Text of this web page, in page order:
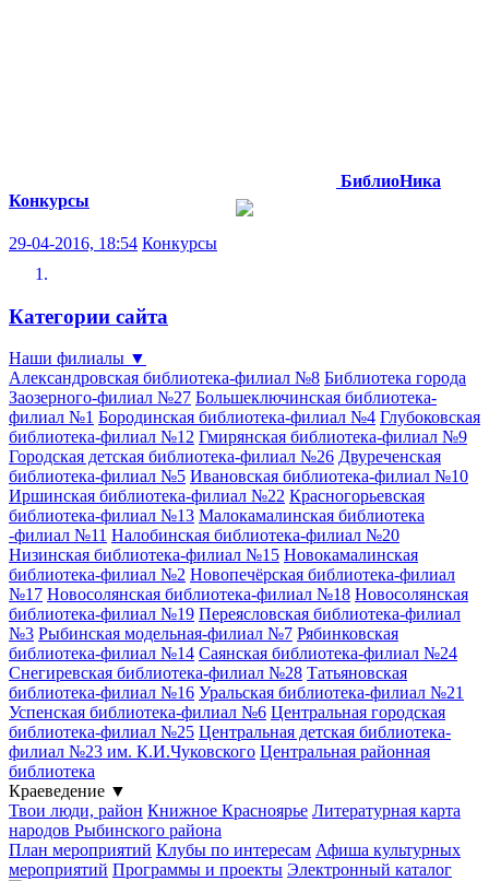
БиблиоНика
Конкурсы
29-04-2016, 18:54 Конкурсы
Категории сайта
Наши филиалы ▼
Александровская библиотека-филиал №8 Библиотека города
Заозерного-филиал №27 Большеключинская библиотека-
филиал №1 Бородинская библиотека-филиал №4 Глубоковская
библиотека-филиал №12 Гмирянская библиотека-филиал №9
Городская детская библиотека-филиал №26 Двуреченская
библиотека-филиал №5 Ивановская библиотека-филиал №10
Иршинская библиотека-филиал №22 Красногорьевская
библиотека-филиал №13 Малокамалинская библиотека
-филиал №11 Налобинская библиотека-филиал №20
Низинская библиотека-филиал №15 Новокамалинская
библиотека-филиал №2 Новопечёрская библиотека-филиал
№17 Новосолянская библиотека-филиал №18 Новосолянская
библиотека-филиал №19 Переясловская библиотека-филиал
№3 Рыбинская модельная-филиал №7 Рябинковская
библиотека-филиал №14 Саянская библиотека-филиал №24
Снегиревская библиотека-филиал №28 Татьяновская
библиотека-филиал №16 Уральская библиотека-филиал №21
Успенская библиотека-филиал №6 Центральная городская
библиотека-филиал №25 Центральная детская библиотека-
филиал №23 им. К.И.Чуковского Центральная районная
библиотека
Краеведение ▼
Твои люди, район Книжное Красноярье Литературная карта
народов Рыбинского района
План мероприятий Клубы по интересам Афиша культурных
мероприятий Программы и проекты Электронный каталог